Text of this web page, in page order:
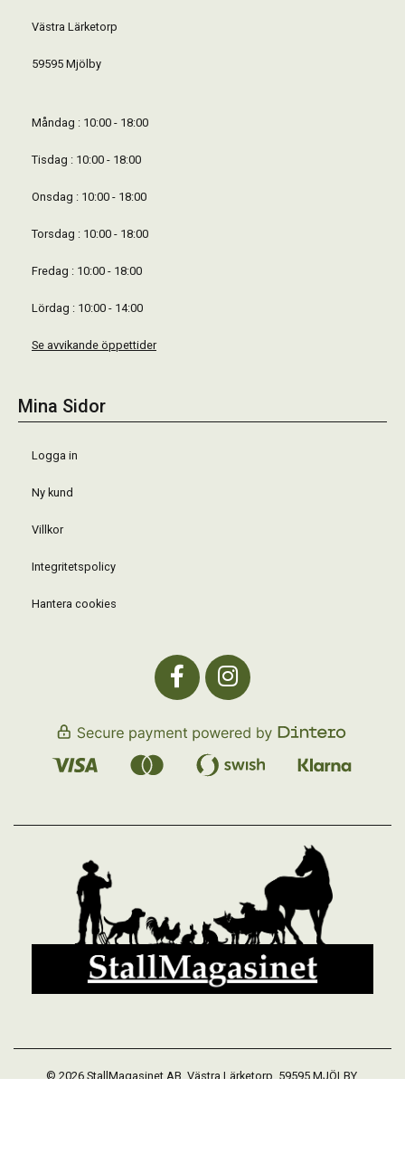
Västra Lärketorp
59595 Mjölby
Måndag : 10:00 - 18:00
Tisdag : 10:00 - 18:00
Onsdag : 10:00 - 18:00
Torsdag : 10:00 - 18:00
Fredag : 10:00 - 18:00
Lördag : 10:00 - 14:00
Se avvikande öppettider
Mina Sidor
Logga in
Ny kund
Villkor
Integritetspolicy
Hantera cookies
© 2026 StallMagasinet AB, Västra Lärketorp, 59595 MJÖLBY,